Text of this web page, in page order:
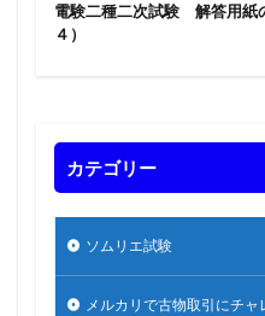
電験二種二次試験 解答用紙
４）
カテゴリー
ソムリエ試験
メルカリで古物取引にチャ